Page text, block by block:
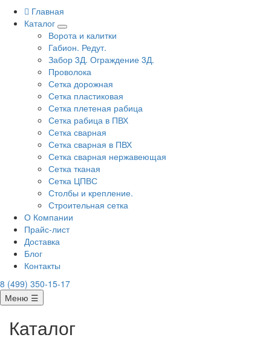
Главная
Каталог
Ворота и калитки
Габион. Редут.
Забор 3Д. Ограждение 3Д.
Проволока
Сетка дорожная
Сетка пластиковая
Сетка плетеная рабица
Сетка рабица в ПВХ
Сетка сварная
Сетка сварная в ПВХ
Сетка сварная нержавеющая
Сетка тканая
Сетка ЦПВС
Столбы и крепление.
Строительная сетка
О Компании
Прайс-лист
Доставка
Блог
Контакты
8 (499) 350-15-17
Меню ☰
Каталог